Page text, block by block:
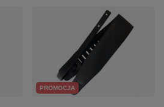
PROMOCJA